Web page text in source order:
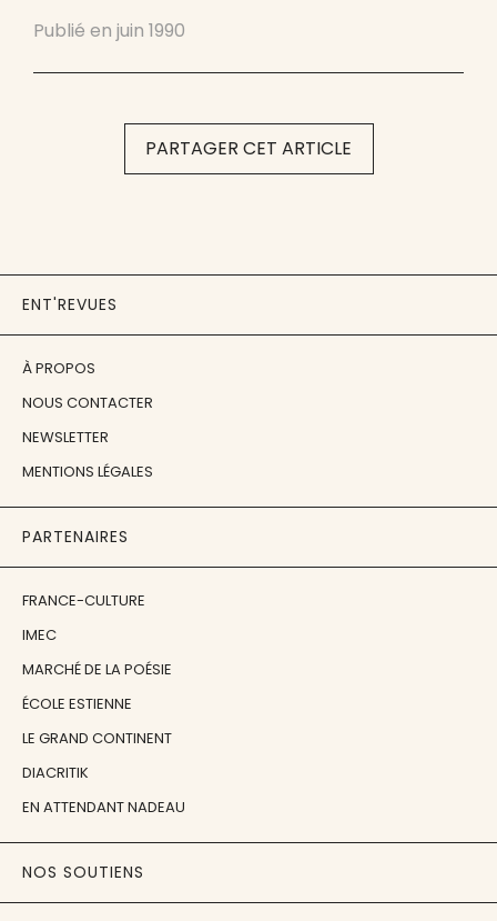
Publié en juin 1990
PARTAGER CET ARTICLE
ENT'REVUES
À PROPOS
NOUS CONTACTER
NEWSLETTER
MENTIONS LÉGALES
PARTENAIRES
FRANCE-CULTURE
IMEC
MARCHÉ DE LA POÉSIE
ÉCOLE ESTIENNE
LE GRAND CONTINENT
DIACRITIK
EN ATTENDANT NADEAU
NOS SOUTIENS